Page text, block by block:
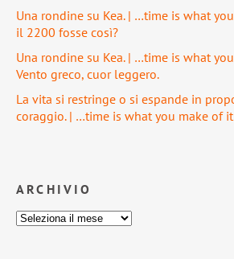
Una rondine su Kea. | …time is what
il 2200 fosse così?
Una rondine su Kea. | …time is what
Vento greco, cuor leggero.
La vita si restringe o si espande in
coraggio. | …time is what you make of
ARCHIVIO